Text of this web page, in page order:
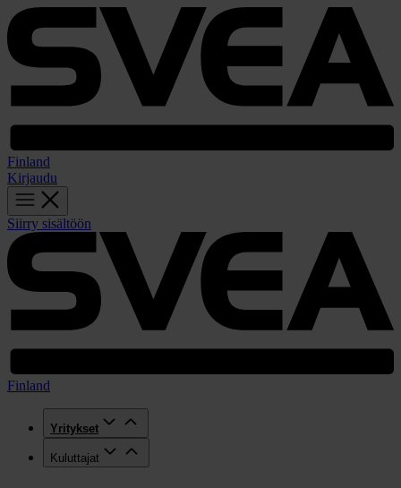
Finland
Kirjaudu
Siirry sisältöön
Finland
Yritykset
Kuluttajat